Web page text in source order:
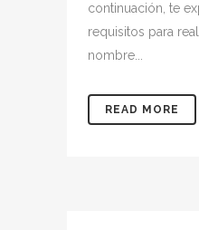
continuación, te
requisitos para
nombre...
READ MORE